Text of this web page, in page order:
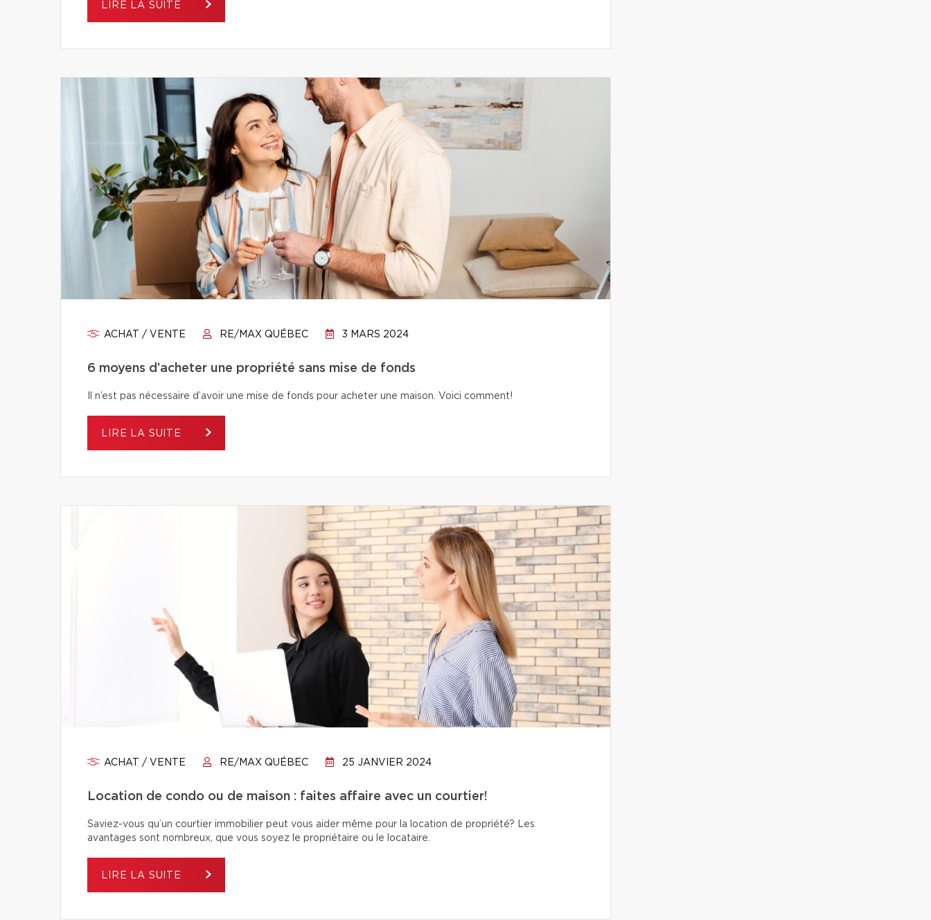
LIRE LA SUITE
ACHAT / VENTE RE/MAX QUÉBEC 3 MARS 2024
6 moyens d’acheter une propriété sans mise de fonds
Il n’est pas nécessaire d’avoir une mise de fonds pour acheter une maison. Voici comment!
LIRE LA SUITE
ACHAT / VENTE RE/MAX QUÉBEC 25 JANVIER 2024
Location de condo ou de maison : faites affaire avec un courtier!
Saviez-vous qu’un courtier immobilier peut vous aider même pour la location de propriété? Les
avantages sont nombreux, que vous soyez le propriétaire ou le locataire.
LIRE LA SUITE